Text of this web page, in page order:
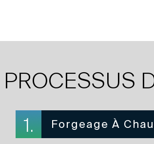
PROCESSUS
1. Forgeage À